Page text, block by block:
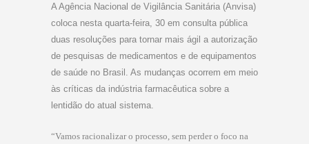
A Agência Nacional de Vigilância Sanitária (Anvisa)
coloca nesta quarta-feira, 30 em consulta pública
duas resoluções para tornar mais ágil a autorização
de pesquisas de medicamentos e de equipamentos
de saúde no Brasil. As mudanças ocorrem em meio
às críticas da indústria farmacêutica sobre a
lentidão do atual sistema.
“Vamos racionalizar o processo, sem perder o foco na